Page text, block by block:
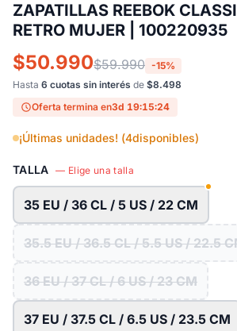
ZAPATILLAS REEBOK
RETRO MUJER | 100220935
$50.990$59.990 -15%
Hasta 6 cuotas sin interés de $8.498
Oferta termina en3d 19:15:23
¡Últimas unidades! (4disponibles)
TALLA — Elige una talla
35 EU / 36 CL / 5 US / 22 CM
35.5 EU / 36.5 CL / 5.5 US / 22.5
36 EU / 37 CL / 6 US / 23 CM
37 EU / 37.5 CL / 6.5 US / 23.5 CM